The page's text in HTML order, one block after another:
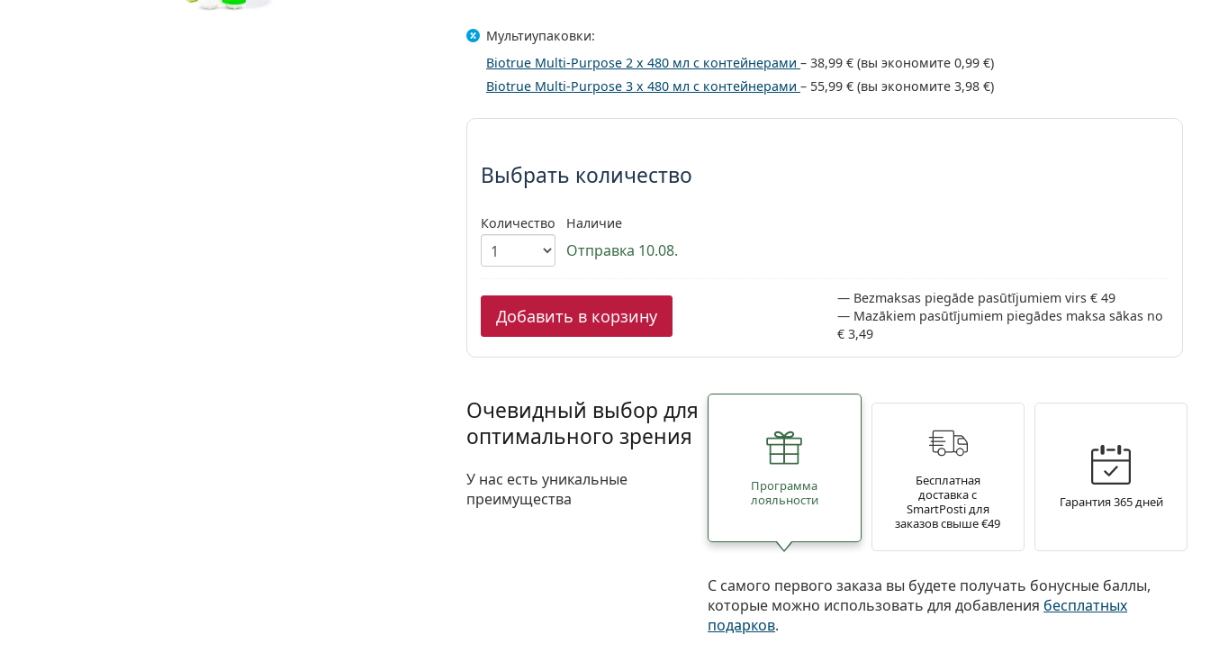
Мультиупаковки:
Biotrue Multi-Purpose 2 x 480 мл с контейнерами–38,99 € (вы экономите0,99 €)
Biotrue Multi-Purpose 3 x 480 мл с контейнерами– 55,99 € (вы экономите3,98 €)
Выбрать параметры:
Выбрать количество
Количество Наличие
Отправка 10.08.
Добавить в корзину
Bezmaksas piegāde pasūtījumiem virs € 49
Mazākiem pasūtījumiem piegādes maksa sākas no
€ 3,49
Очевидный выбор для
оптимального зрения
У нас есть уникальные
преимущества
Программа
лояльности
Бесплатная
доставка с
SmartPosti для
заказов свыше €49
Гарантия 365 дней
С самого первого заказа вы будете получать бонусные баллы,
которые можно использовать для добавления бесплатных
подарков.